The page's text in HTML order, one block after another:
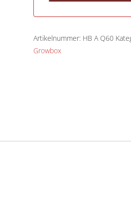
Artikelnummer: HB A Q60
Growbox